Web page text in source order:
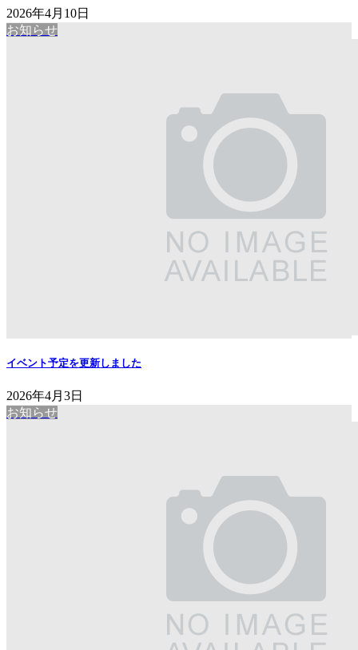
2026年4月10日
お知らせ
イベント予定を更新しました
2026年4月3日
お知らせ